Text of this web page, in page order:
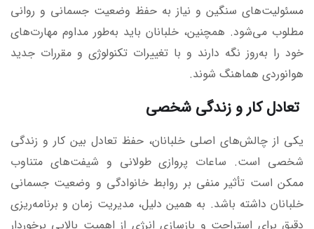
مسئولیت‌های سنگین و نیاز به حفظ وضعیت جسمانی و روانی
مطلوب می‌شود. همچنین، خلبانان باید به‌طور مداوم مهارت‌های
خود را به‌روز نگه دارند و با تغییرات تکنولوژی و مقررات جدید
هوانوردی هماهنگ شوند.
تعادل کار و زندگی شخصی
یکی از چالش‌های اصلی خلبانان، حفظ تعادل بین کار و زندگی
شخصی است. ساعات پروازی طولانی و شیفت‌های متناوب
ممکن است تأثیر منفی بر روابط خانوادگی و وضعیت جسمانی
خلبانان داشته باشد. به همین دلیل، مدیریت زمان و برنامه‌ریزی
دقیق برای استراحت و بازسازی انرژی از اهمیت بالایی برخوردار